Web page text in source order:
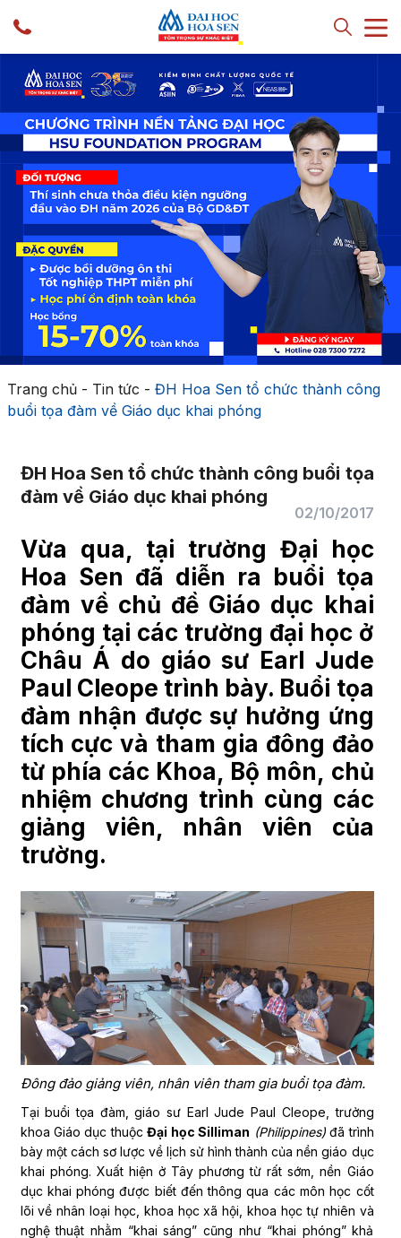
Trang chủ- Tin tức - ĐH Hoa Sen tổ chức thành công
buổi tọa đàm về Giáo dục khai phóng
ĐH Hoa Sen tổ chức thành công buổi tọa
đàm về Giáo dục khai phóng
02/10/2017
Vừa qua, tại trường Đại học
Hoa Sen đã diễn ra buổi tọa
đàm về chủ đề Giáo dục khai
phóng tại các trường đại học ở
Châu Á do giáo sư Earl Jude
Paul Cleope trình bày. Buổi tọa
đàm nhận được sự hưởng ứng
tích cực và tham gia đông đảo
từ phía các Khoa, Bộ môn, chủ
nhiệm chương trình cùng các
giảng viên, nhân viên của
trường.
Đông đảo giảng viên, nhân​ viên tham gia buổi tọa đàm.
Tại buổi tọa đàm, giáo sư Earl Jude Paul Cleope, trưởng
khoa Giáo dục thuộcĐại học Silliman (Philippines)đã trình
bày một cách sơ lược về lịch sử hình thành của nền giáo dục
khai phóng. Xuất hiện ở Tây phương từ rất sớm, nền Giáo
dục khai phóng được biết đến thông qua các môn học cốt
lõi về nhân loại học, khoa học xã hội, khoa học tự nhiên và
nghệ thuật nhằm “khai sáng” cũng như “khai phóng” khả